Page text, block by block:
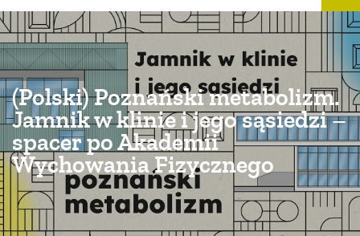
(Polski) Poznański metabolizm.
Jamnik w klinie i jego sąsiedzi –
spacer po Akademii
Wychowania Fizycznego